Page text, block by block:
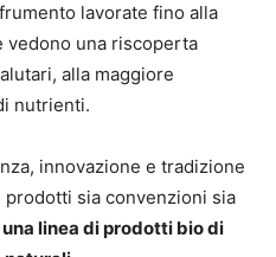
lavorate fino alla
vedono una riscoperta
alla maggiore
nutrienti.
innovazione e tradizione
sia convenzioni sia
una linea di prodotti bio di